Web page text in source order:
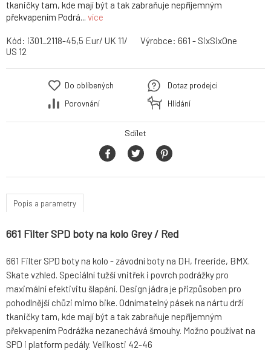
tkaničky tam, kde mají být a tak zabraňuje nepříjemným
překvapením Podrá... více
Kód: i301_2118-45,5 Eur/ UK 11/
US 12
Výrobce: 661 - SixSixOne
Do oblíbených
Porovnání
Dotaz prodejci
Hlídání
Sdílet
Popis a parametry
661 Filter SPD boty na kolo Grey / Red
661 Filter SPD boty na kolo - závodní boty na DH, freeride, BMX.
Skate vzhled. Speciální tužší vnitřek i povrch podrážky pro
maximální efektivitu šlapání. Design jádra je přizpůsoben pro
pohodlnější chůzi mimo bike. Odnímatelný pásek na nártu drží
tkaničky tam, kde mají být a tak zabraňuje nepříjemným
překvapením Podrážka nezanechává šmouhy. Možno používat na
SPD i platform pedály. Velikosti 42-46